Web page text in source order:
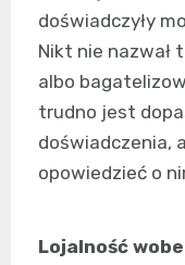
doświadczyły
Nikt nie nazwał
albo
trudno jest
doświadczenia,
opowiedzieć o
Lojalność